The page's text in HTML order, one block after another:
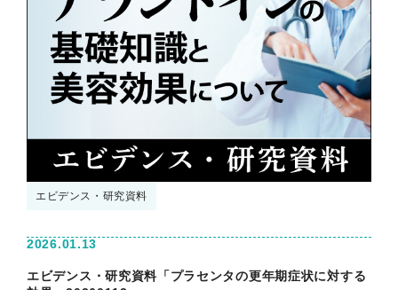
エビデンス・研究資料
2026.01.13
エビデンス・研究資料「プラセンタの更年期症状に対する